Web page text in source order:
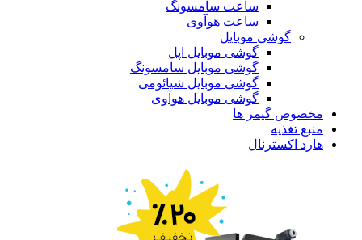
ساعت سامسونگ
ساعت هوآوی
گوشی موبایل
گوشی موبایل اپل
گوشی موبایل سامسونگ
گوشی موبایل شیائومی
گوشی موبایل هوآوی
مخصوص گیمر ها
منبع تغذیه
هارد اکسترنال